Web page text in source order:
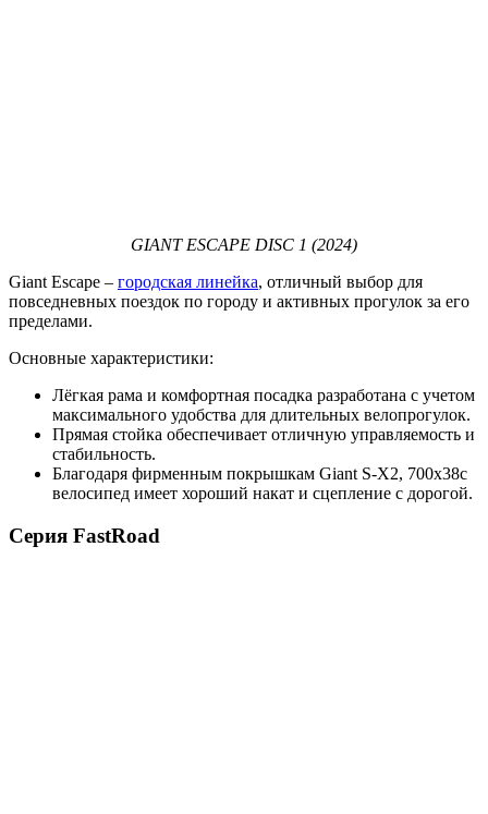
GIANT ESCAPE DISC 1 (2024)
Giant Escape – городская линейка, отличный выбор для
повседневных поездок по городу и активных прогулок за его
пределами.
Основные характеристики:
Лёгкая рама и комфортная посадка разработана с учетом
максимального удобства для длительных велопрогулок.
Прямая стойка обеспечивает отличную управляемость и
стабильность.
Благодаря фирменным покрышкам Giant S-X2, 700x38c
велосипед имеет хороший накат и сцепление с дорогой.
Серия FastRoad